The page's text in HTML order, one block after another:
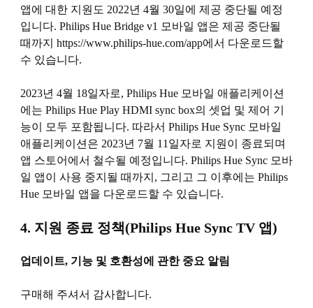
앱에 대한 지원도 2022년 4월 30일에 제공 중단될 예정
입니다. Philips Hue Bridge v1 모바일 앱은 제공 중단될
때까지 https://www.philips-hue.com/app에서 다운로드할
수 있습니다.
2023년 4월 18일자로, Philips Hue 모바일 애플리케이션
에는 Philips Hue Play HDMI sync box의 셋업 및 제어 기
능이 모두 포함됩니다. 따라서 Philips Hue Sync 모바일
애플리케이션은 2023년 7월 11일자로 지원이 종료되며
앱 스토어에서 철수될 예정입니다. Philips Hue Sync 모바
일 앱이 사용 중지될 때까지, 그리고 그 이후에는 Philips
Hue 모바일 앱을 다운로드할 수 있습니다.
4. 지원 종료 정책(Philips Hue Sync TV 앱)
업데이트, 기능 및 호환성에 관한 중요 알림
구매해 주셔서 감사합니다.